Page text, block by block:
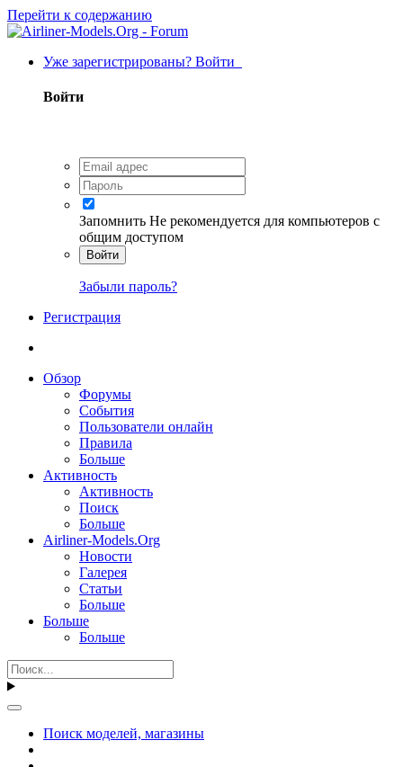
Перейти к содержанию
Уже зарегистрированы? Войти
Войти
Запомнить Не рекомендуется для компьютеров с
общим доступом
Войти
Забыли пароль?
Регистрация
Обзор
Форумы
События
Пользователи онлайн
Правила
Больше
Активность
Активность
Поиск
Больше
Airliner-Models.Org
Новости
Галерея
Статьи
Больше
Больше
Больше
Поиск моделей, магазины